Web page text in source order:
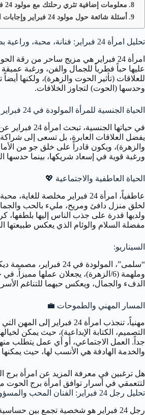
معلومات إضافية تثري رحلتك مع مولود 24 فبراير 🎉
أسئلة شائعة حول مولود 24 فبراير وإجابات الاختبار ❓
تحليل امرأة 24 فبراير: فنانة، محبة، وراعية بطبيعتها
عليها حباً فطرياً للجمال والفن، ورغبة
وحدسها (الحوت) لتجاوز الخلافات.
الحياة الجنسية للمرأة المولودة في 24 فبراير
والزهرة)، ويكون قادراً على خلق جو من
ورغبة قوية في إسعاد شريكها، بينما حدسها
الحياة العاطفية والاجتماعية 💖
ولديها قدرة على جذب الناس إليها بلطفها،
مفضلة السلام والوئام الذي يعكس طبيعتها
السيناريو:
الدفء والجمال، ويعكس حبهما للتناغم
المسار المهني والطموحات 💼
التصميم، الكتابة الإبداعية)، حيث يمكن
جداً. العمل الاجتماعي، أو أي عمل يتطلب منها
والخدمة الهادفة هي الأنسب لها، حيث
هل ترغبين في معرفة المزيد عن امرأة
لتتعمقي في أسرار توافق امرأة برج الحوت
تحليل رجل 24 فبراير: الفنان المحب والمسؤول